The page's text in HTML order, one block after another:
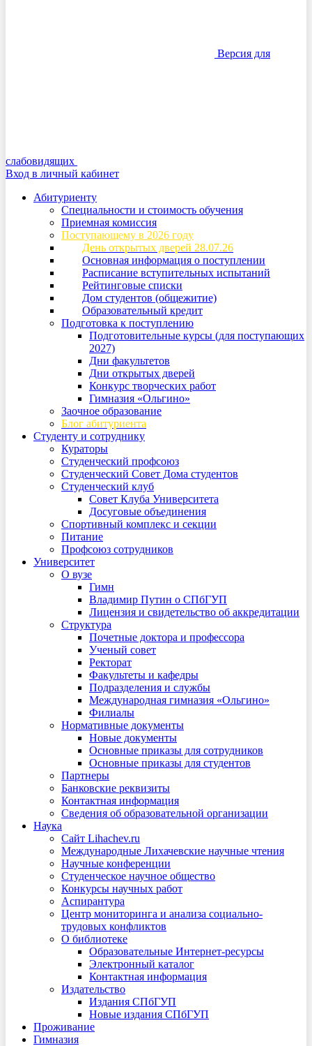
Версия для
слабовидящих
Вход в личный кабинет
Абитуриенту
Специальности и стоимость обучения
Приемная комиссия
Поступающему в 2026 году
День открытых дверей 28.07.26
Основная информация о поступлении
Расписание вступительных испытаний
Рейтинговые списки
Дом студентов (общежитие)
Образовательный кредит
Подготовка к поступлению
Подготовительные курсы (для поступающих
2027)
Дни факультетов
Дни открытых дверей
Конкурс творческих работ
Гимназия «Ольгино»
Заочное образование
Блог абитуриента
Студенту и сотруднику
Кураторы
Студенческий профсоюз
Студенческий Совет Дома студентов
Студенческий клуб
Совет Клуба Университета
Досуговые объединения
Спортивный комплекс и секции
Питание
Профсоюз сотрудников
Университет
О вузе
Гимн
Владимир Путин о СПбГУП
Лицензия и свидетельство об аккредитации
Структура
Почетные доктора и профессора
Ученый совет
Ректорат
Факультеты и кафедры
Подразделения и службы
Международная гимназия «Ольгино»
Филиалы
Нормативные документы
Новые документы
Основные приказы для сотрудников
Основные приказы для студентов
Партнеры
Банковские реквизиты
Контактная информация
Сведения об образовательной организации
Наука
Сайт Lihachev.ru
Международные Лихачевские научные чтения
Научные конференции
Студенческое научное общество
Конкурсы научных работ
Аспирантура
Центр мониторинга и анализа социально-
трудовых конфликтов
О библиотеке
Образовательные Интернет-ресурсы
Электронный каталог
Контактная информация
Издательство
Издания СПбГУП
Новые издания СПбГУП
Проживание
Гимназия